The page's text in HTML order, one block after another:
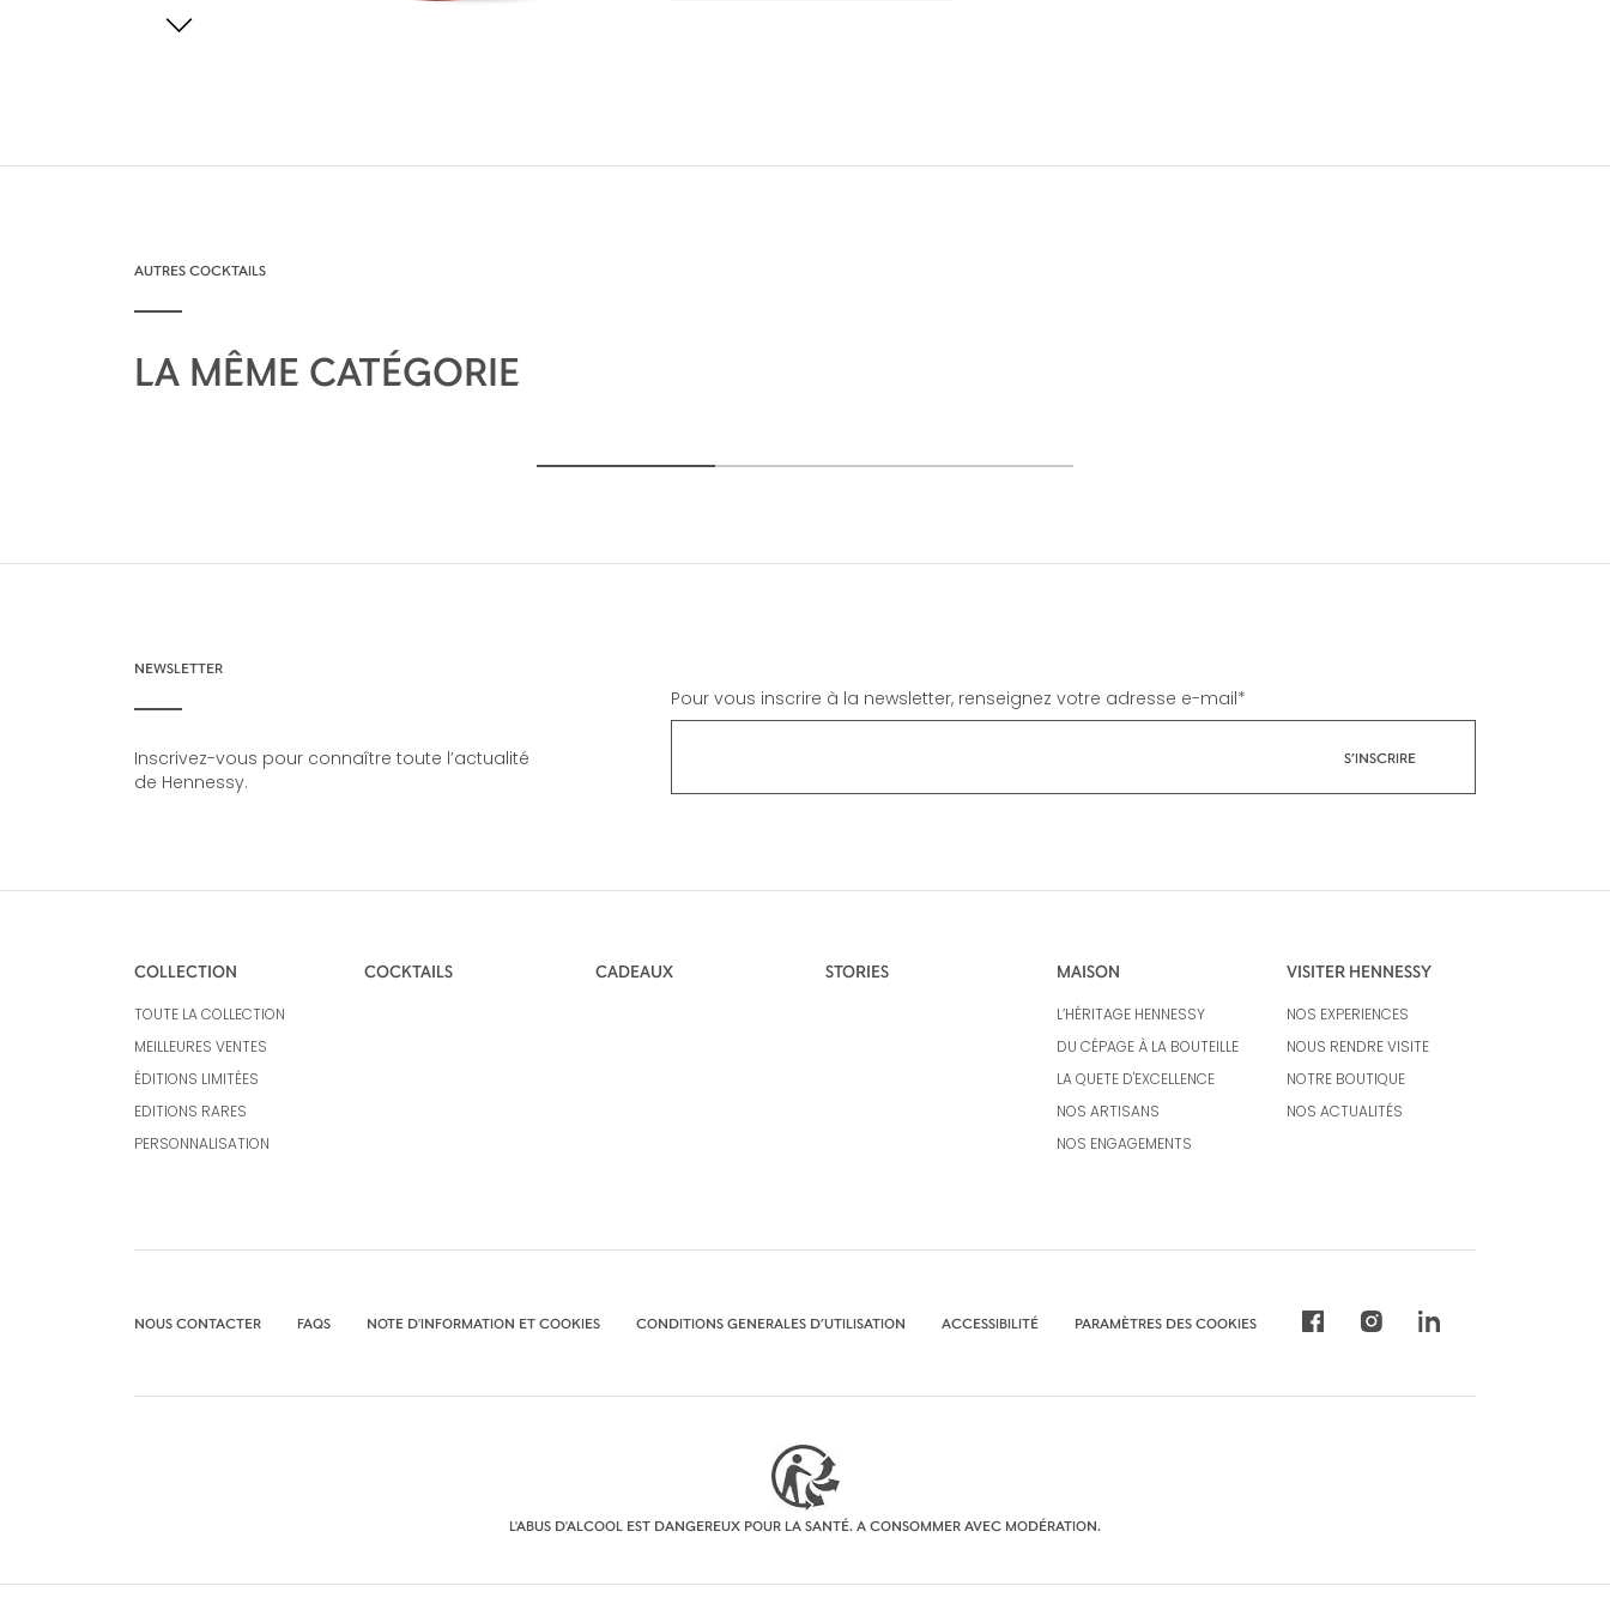
AUTRES COCKTAILS
LA MÊME CATÉGORIE
NEWSLETTER
Inscrivez-vous pour connaître toute l’actualité
de Hennessy.
Pour vous inscrire à la newsletter, renseignez votre adresse e-mail*
COLLECTION
TOUTE LA COLLECTION
MEILLEURES VENTES
ÉDITIONS LIMITÉES
EDITIONS RARES
PERSONNALISATION
COCKTAILS CADEAUX STORIES MAISON
L’HÉRITAGE HENNESSY
DU CÉPAGE À LA BOUTEILLE
LA QUETE D'EXCELLENCE
NOS ARTISANS
NOS ENGAGEMENTS
VISITER HENNESSY
NOS EXPERIENCES
NOUS RENDRE VISITE
NOTRE BOUTIQUE
NOS ACTUALITÉS
NOUS CONTACTER FAQS NOTE D'INFORMATION ET COOKIES CONDITIONS GENERALES D’UTILISATION ACCESSIBILITÉ PARAMÈTRES DES COOKIES
L'ABUS D'ALCOOL EST DANGEREUX POUR LA SANTÉ. A CONSOMMER AVEC MODÉRATION.